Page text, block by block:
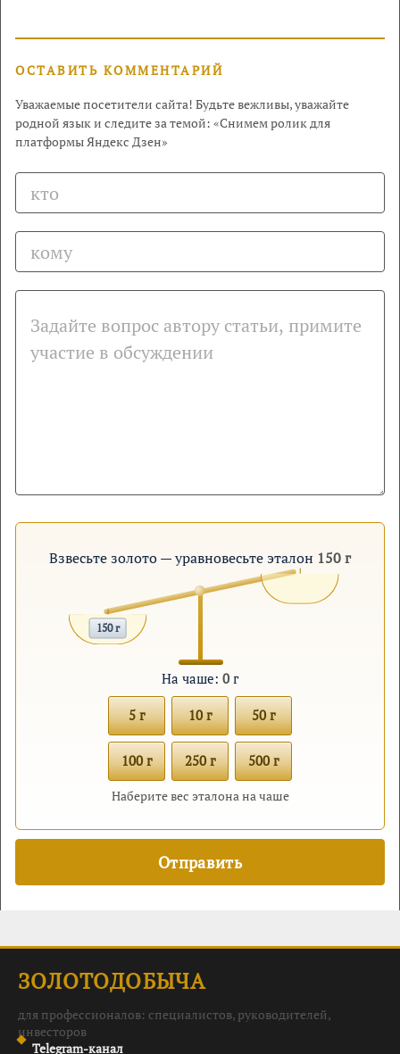
ОСТАВИТЬ КОММЕНТАРИЙ
Уважаемые посетители сайта! Будьте вежливы, уважайте
родной язык и следите за темой: «Снимем ролик для
платформы Яндекс Дзен»
Взвесьте золото — уравновесьте эталон 150 г
150 г
На чаше: 0 г
5 г 10 г 50 г
100 г 250 г 500 г
Наберите вес эталона на чаше
ЗОЛОТОДОБЫЧА
для профессионалов: специалистов, руководителей,
инвесторов
Telegram-канал